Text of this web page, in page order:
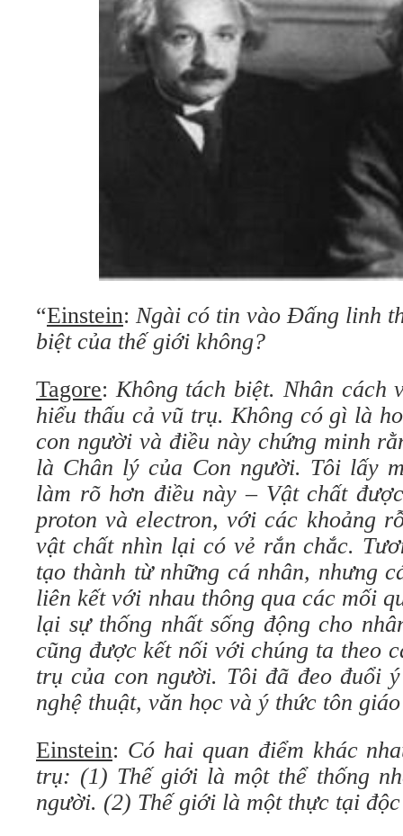
“Einstein: Ngài có tin vào Đấng linh
biệt của thế giới không?
Tagore:Không tách biệt. Nhân cách
hiểu thấu cả vũ trụ.Không có gì là
con người và điều này chứng minh
là Chân lý của Con người. Tôi lấy
làm rõ hơn điều này – Vật chất
proton và electron, với các khoảng
vật chất nhìn lại có vẻ rắn chắc.
tạo thành từ những cá nhân, nhưng
liên kết với nhau thông qua các mối
lại sự thống nhất sống động cho
cũng được kết nối với chúng ta theo
trụ của con người. Tôi đã đeo đuổi
nghệ thuật, văn học và ý thức tôn
Einstein: Có hai quan điểm khác
trụ: (1) Thế giới là một thể thống
người. (2) Thế giới là một thực tại